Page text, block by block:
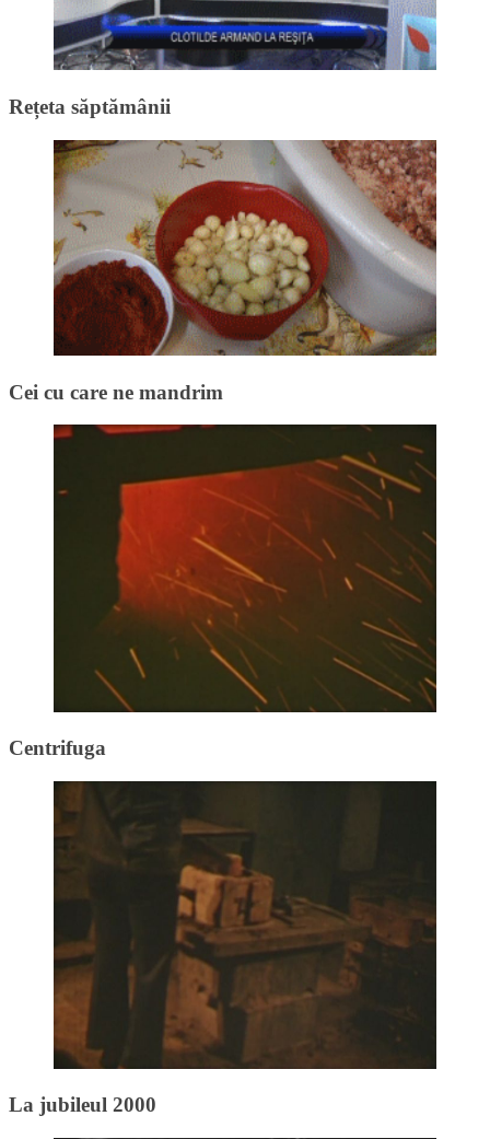
Rețeta săptămânii
Cei cu care ne mandrim
Centrifuga
La jubileul 2000